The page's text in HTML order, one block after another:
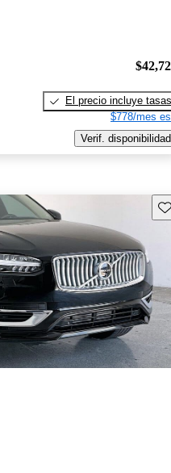
El precio incluye tasas
$778/mes
Verif. disponibilidad